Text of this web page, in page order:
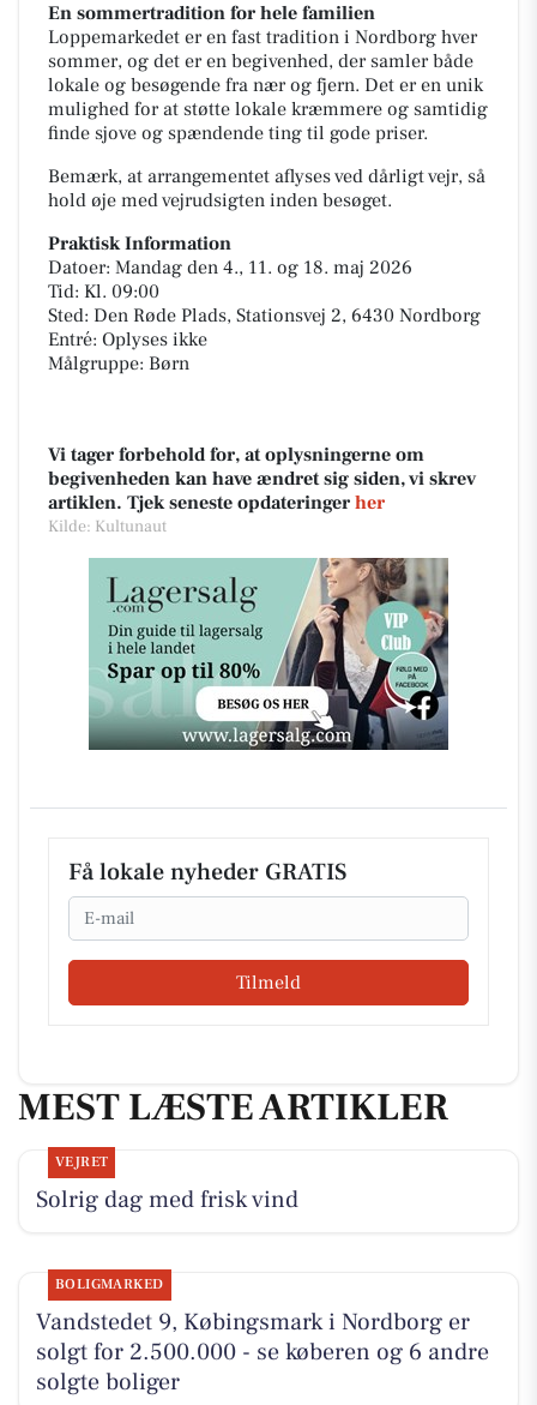
En sommertradition for hele familien
Loppemarkedet er en fast tradition i Nordborg hver
sommer, og det er en begivenhed, der samler både
lokale og besøgende fra nær og fjern. Det er en unik
mulighed for at støtte lokale kræmmere og samtidig
finde sjove og spændende ting til gode priser.
Bemærk, at arrangementet aflyses ved dårligt vejr, så
hold øje med vejrudsigten inden besøget.
Praktisk Information
Datoer: Mandag den 4., 11. og 18. maj 2026
Tid: Kl. 09:00
Sted: Den Røde Plads, Stationsvej 2, 6430 Nordborg
Entré: Oplyses ikke
Målgruppe: Børn
Vi tager forbehold for, at oplysningerne om
begivenheden kan have ændret sig siden, vi skrev
artiklen. Tjek seneste opdateringer her
Kilde: Kultunaut
Få lokale nyheder GRATIS
Email
Tilmeld
MEST LÆSTE ARTIKLER
VEJRET
Solrig dag med frisk vind
BOLIGMARKED
Vandstedet 9, Købingsmark i Nordborg er
solgt for 2.500.000 - se køberen og 6 andre
solgte boliger